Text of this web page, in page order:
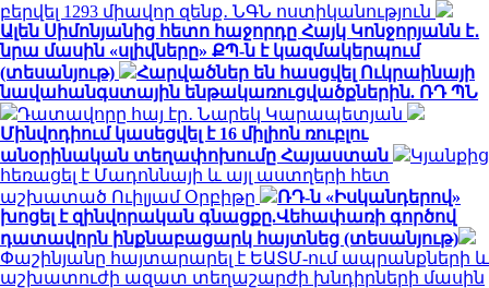
բերվել 1293 միավոր զենք․ ՆԳՆ ոստիկանություն
Ալեն Սիմոնյանից հետո հաջորդը Հայկ Կոնջորյանն է․
նրա մասին «սլիվները» ՔՊ-ն է կազմակերպում
(տեսանյութ)
Հարվածներ են հասցվել Ուկրաինայի
նավահանգստային ենթակառուցվածքներին. ՌԴ ՊՆ
Դատավորը հայ էր․ Նարեկ Կարապետյան
Մինվոդիում կասեցվել է 16 միլիոն ռուբլու
անօրինական տեղափոխումը Հայաստան
Կյանքից
հեռացել է Մադոննայի և այլ աստղերի հետ
աշխատած Ուիլյամ Օրբիթը
ՌԴ-ն «Իսկանդերով»
խոցել է զինվորական գնացքը.Վեհափառի գործով
դատավորն ինքնաբացարկ հայտնեց (տեսանյութ)
Փաշինյանը հայտարարել է ԵԱՏՄ-ում ապրանքների և
աշխատուժի ազատ տեղաշարժի խնդիրների մասին